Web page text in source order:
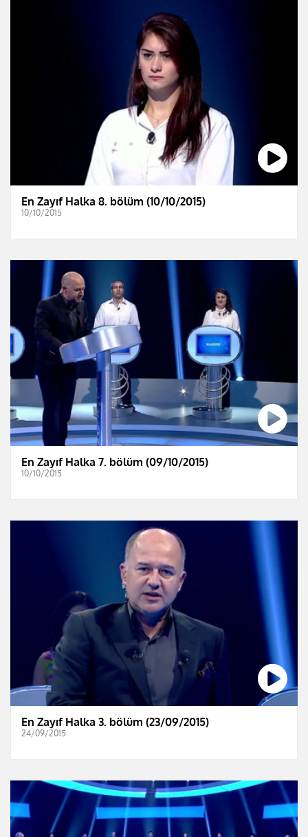
En Zayıf Halka 8. bölüm (10/10/2015)
10/10/2015
En Zayıf Halka 7. bölüm (09/10/2015)
10/10/2015
En Zayıf Halka 3. bölüm (23/09/2015)
24/09/2015